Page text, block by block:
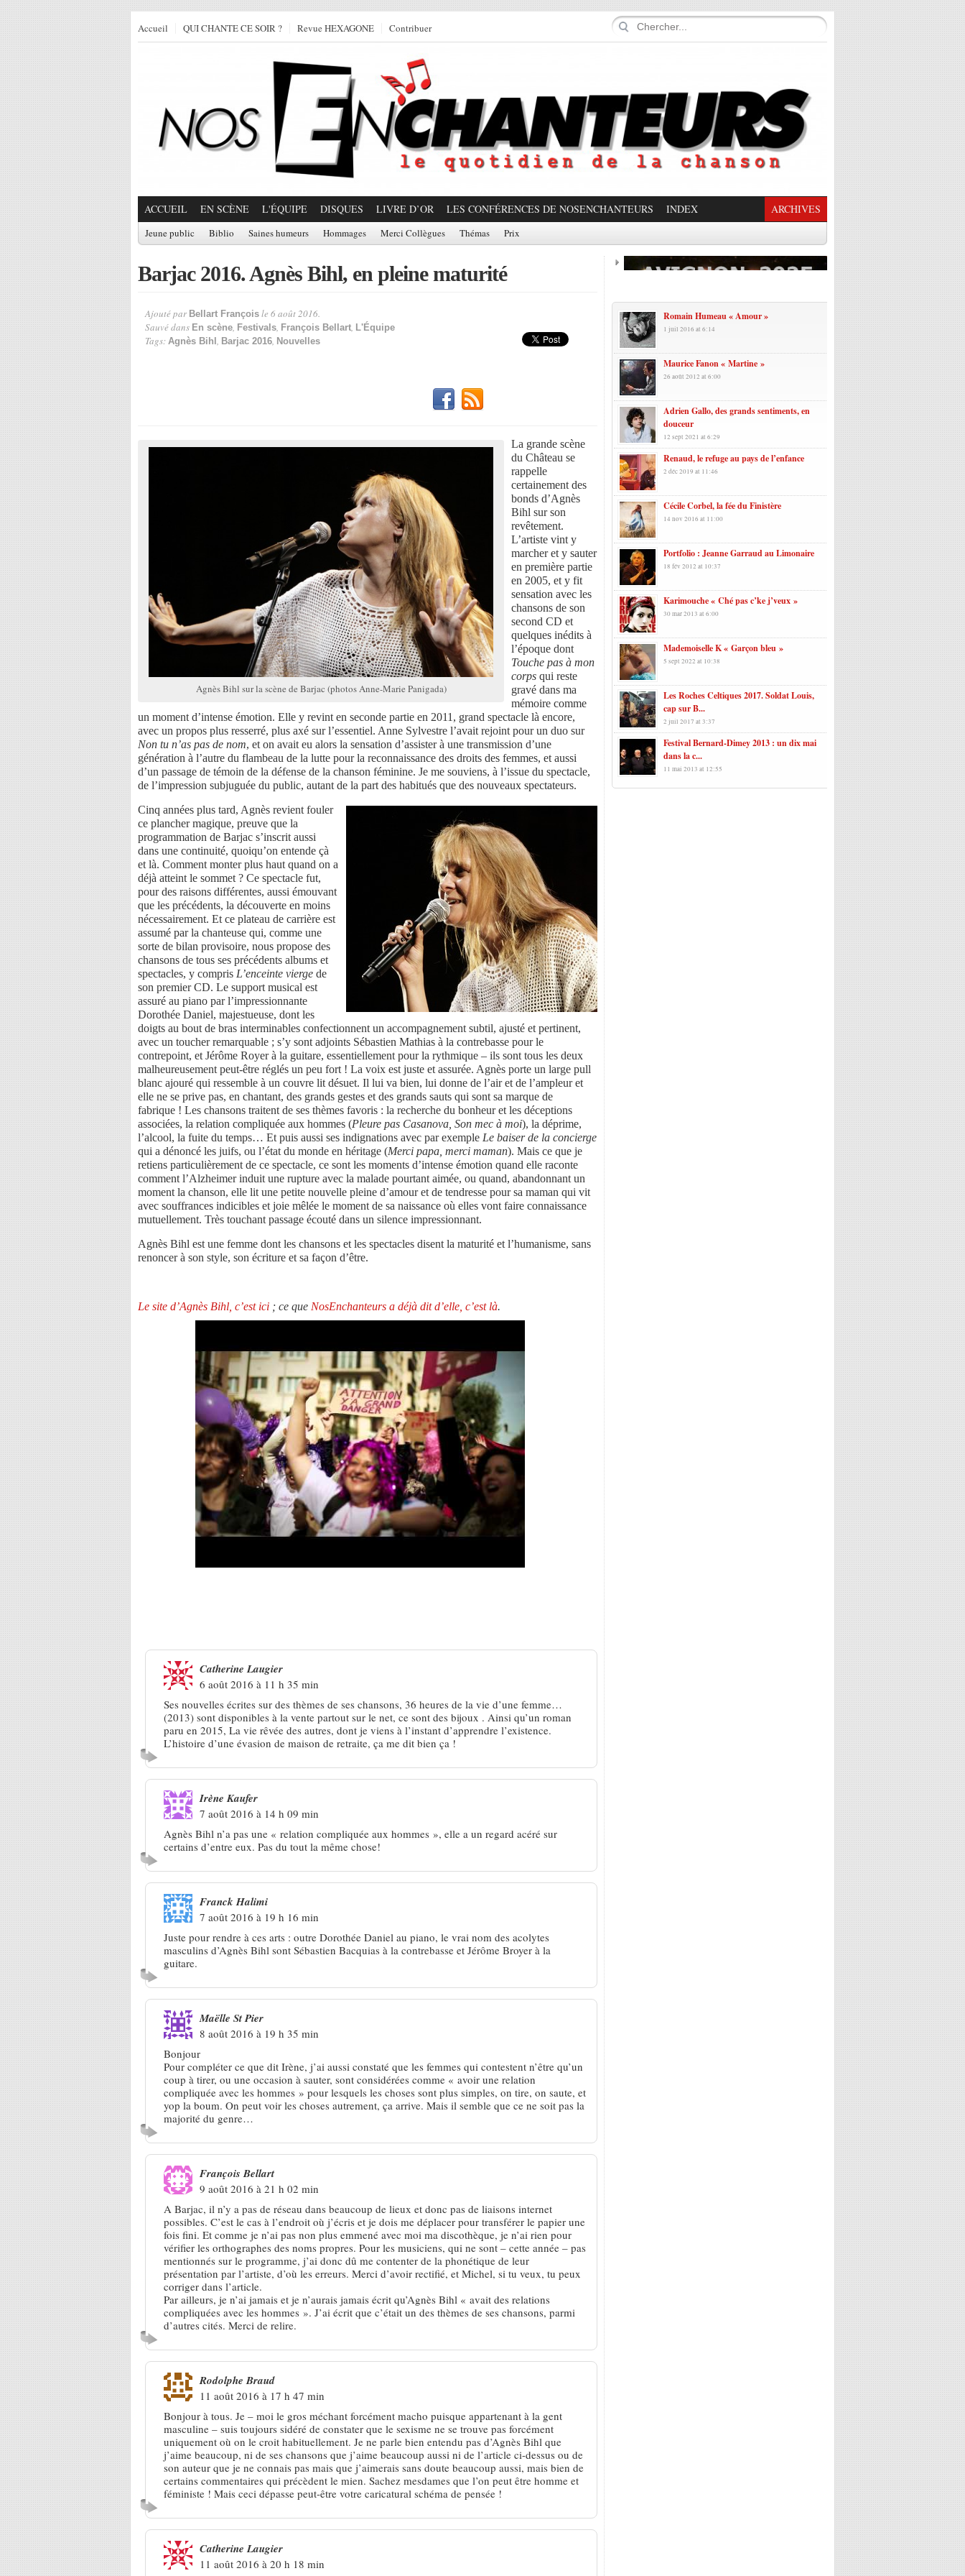
Accueil QUI CHANTE CE SOIR ? Revue HEXAGONE Contribuer
ACCUEIL EN SCÈNE L'ÉQUIPE DISQUES LIVRE D’OR LES CONFÉRENCES DE NOSENCHANTEURS INDEX ARCHIVES
Jeune public Biblio Saines humeurs Hommages Merci Collègues Thémas Prix
Barjac 2016. Agnès Bihl, en pleine maturité
Ajouté par Bellart François le 6 août 2016.
Sauvé dans En scène, Festivals, François Bellart, L'Équipe
Tags: Agnès Bihl , Barjac 2016, Nouvelles
Agnès Bihl sur la scène de Barjac (photos Anne-Marie Panigada)
La grande scène
du Château se
rappelle
certainement des
bonds d’Agnès
Bihl sur son
revêtement.
L’artiste vint y
marcher et y sauter
en première partie
en 2005, et y fit
sensation avec les
chansons de son
second CD et
quelques inédits à
l’époque dont
Touche pas à mon
corps qui reste
gravé dans ma
mémoire comme
un moment d’intense émotion. Elle y revint en seconde partie en 2011, grand spectacle là encore,
avec un propos plus resserré, plus axé sur l’essentiel. Anne Sylvestre l’avait rejoint pour un duo sur
Non tu n’as pas de nom, et on avait eu alors la sensation d’assister à une transmission d’une
génération à l’autre du flambeau de la lutte pour la reconnaissance des droits des femmes, et aussi
d’un passage de témoin de la défense de la chanson féminine. Je me souviens, à l’issue du spectacle,
de l’impression subjuguée du public, autant de la part des habitués que des nouveaux spectateurs.
Cinq années plus tard, Agnès revient fouler
ce plancher magique, preuve que la
programmation de Barjac s’inscrit aussi
dans une continuité, quoiqu’on entende çà
et là. Comment monter plus haut quand on a
déjà atteint le sommet ? Ce spectacle fut,
pour des raisons différentes, aussi émouvant
que les précédents, la découverte en moins
nécessairement. Et ce plateau de carrière est
assumé par la chanteuse qui, comme une
sorte de bilan provisoire, nous propose des
chansons de tous ses précédents albums et
spectacles, y compris L’enceinte vierge de
son premier CD. Le support musical est
assuré au piano par l’impressionnante
Dorothée Daniel, majestueuse, dont les
doigts au bout de bras interminables confectionnent un accompagnement subtil, ajusté et pertinent,
avec un toucher remarquable ; s’y sont adjoints Sébastien Mathias à la contrebasse pour le
contrepoint, et Jérôme Royer à la guitare, essentiellement pour la rythmique – ils sont tous les deux
malheureusement peut-être réglés un peu fort ! La voix est juste et assurée. Agnès porte un large pull
blanc ajouré qui ressemble à un couvre lit désuet. Il lui va bien, lui donne de l’air et de l’ampleur et
elle ne se prive pas, en chantant, des grands gestes et des grands sauts qui sont sa marque de
fabrique ! Les chansons traitent de ses thèmes favoris : la recherche du bonheur et les déceptions
associées, la relation compliquée aux hommes (Pleure pas Casanova, Son mec à moi), la déprime,
l’alcool, la fuite du temps… Et puis aussi ses indignations avec par exemple Le baiser de la concierge
qui a dénoncé les juifs, ou l’état du monde en héritage (Merci papa, merci maman). Mais ce que je
retiens particulièrement de ce spectacle, ce sont les moments d’intense émotion quand elle raconte
comment l’Alzheimer induit une rupture avec la malade pourtant aimée, ou quand, abandonnant un
moment la chanson, elle lit une petite nouvelle pleine d’amour et de tendresse pour sa maman qui vit
avec souffrances indicibles et joie mêlée le moment de sa naissance où elles vont faire connaissance
mutuellement. Très touchant passage écouté dans un silence impressionnant.
Agnès Bihl est une femme dont les chansons et les spectacles disent la maturité et l’humanisme, sans
renoncer à son style, son écriture et sa façon d’être.
Le site d’Agnès Bihl, c’est ici ; ce que NosEnchanteurs a déjà dit d’elle, c’est là.
Catherine Laugier
6 août 2016 à 11 h 35 min
Ses nouvelles écrites sur des thèmes de ses chansons, 36 heures de la vie d’une femme…
(2013) sont disponibles à la vente partout sur le net, ce sont des bijoux . Ainsi qu’un roman
paru en 2015, La vie rêvée des autres, dont je viens à l’instant d’apprendre l’existence.
L’histoire d’une évasion de maison de retraite, ça me dit bien ça !
Irène Kaufer
7 août 2016 à 14 h 09 min
Agnès Bihl n’a pas une « relation compliquée aux hommes », elle a un regard acéré sur
certains d’entre eux. Pas du tout la même chose!
Franck Halimi
7 août 2016 à 19 h 16 min
Juste pour rendre à ces arts : outre Dorothée Daniel au piano, le vrai nom des acolytes
masculins d’Agnès Bihl sont Sébastien Bacquias à la contrebasse et Jérôme Broyer à la
guitare.
Maëlle St Pier
8 août 2016 à 19 h 35 min
Bonjour
Pour compléter ce que dit Irène, j’ai aussi constaté que les femmes qui contestent n’être qu’un
coup à tirer, ou une occasion à sauter, sont considérées comme « avoir une relation
compliquée avec les hommes » pour lesquels les choses sont plus simples, on tire, on saute, et
yop la boum. On peut voir les choses autrement, ça arrive. Mais il semble que ce ne soit pas la
majorité du genre…
François Bellart
9 août 2016 à 21 h 02 min
A Barjac, il n’y a pas de réseau dans beaucoup de lieux et donc pas de liaisons internet
possibles. C’est le cas à l’endroit où j’écris et je dois me déplacer pour transférer le papier une
fois fini. Et comme je n’ai pas non plus emmené avec moi ma discothèque, je n’ai rien pour
vérifier les orthographes des noms propres. Pour les musiciens, qui ne sont – cette année – pas
mentionnés sur le programme, j’ai donc dû me contenter de la phonétique de leur
présentation par l’artiste, d’où les erreurs. Merci d’avoir rectifié, et Michel, si tu veux, tu peux
corriger dans l’article.
Par ailleurs, je n’ai jamais et je n’aurais jamais écrit qu’Agnès Bihl « avait des relations
compliquées avec les hommes ». J’ai écrit que c’était un des thèmes de ses chansons, parmi
d’autres cités. Merci de relire.
Rodolphe Braud
11 août 2016 à 17 h 47 min
Bonjour à tous. Je – moi le gros méchant forcément macho puisque appartenant à la gent
masculine – suis toujours sidéré de constater que le sexisme ne se trouve pas forcément
uniquement où on le croit habituellement. Je ne parle bien entendu pas d’Agnès Bihl que
j’aime beaucoup, ni de ses chansons que j’aime beaucoup aussi ni de l’article ci-dessus ou de
son auteur que je ne connais pas mais que j’aimerais sans doute beaucoup aussi, mais bien de
certains commentaires qui précèdent le mien. Sachez mesdames que l’on peut être homme et
féministe ! Mais ceci dépasse peut-être votre caricatural schéma de pensée !
Catherine Laugier
11 août 2016 à 20 h 18 min
Romain Humeau « Amour »
1 juil 2016 at 6:14
Maurice Fanon « Martine »
26 août 2012 at 6:00
Adrien Gallo, des grands sentiments, en
douceur
12 sept 2021 at 6:29
Renaud, le refuge au pays de l’enfance
2 déc 2019 at 11:46
Cécile Corbel, la fée du Finistère
14 nov 2016 at 11:00
Portfolio : Jeanne Garraud au Limonaire
18 fév 2012 at 10:37
Karimouche « Ché pas c’ke j’veux »
30 mar 2013 at 6:00
Mademoiselle K « Garçon bleu »
5 sept 2022 at 10:38
Les Roches Celtiques 2017. Soldat Louis,
cap sur B...
2 juil 2017 at 3:37
Festival Bernard-Dimey 2013 : un dix mai
dans la c...
11 mai 2013 at 12:55